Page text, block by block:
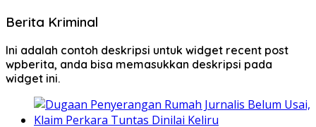
Berita Kriminal
Ini adalah contoh deskripsi untuk widget recent post
wpberita, anda bisa memasukkan deskripsi pada
widget ini.